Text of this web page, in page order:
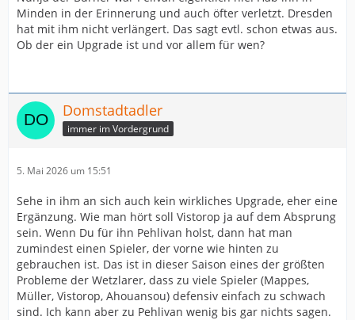
Minden in der Erinnerung und auch öfter verletzt. Dresden
hat mit ihm nicht verlängert. Das sagt evtl. schon etwas aus.
Ob der ein Upgrade ist und vor allem für wen?
Domstadtadler
immer im Vordergrund
5. Mai 2026 um 15:51
Sehe in ihm an sich auch kein wirkliches Upgrade, eher eine
Ergänzung. Wie man hört soll Vistorop ja auf dem Absprung
sein. Wenn Du für ihn Pehlivan holst, dann hat man
zumindest einen Spieler, der vorne wie hinten zu
gebrauchen ist. Das ist in dieser Saison eines der größten
Probleme der Wetzlarer, dass zu viele Spieler (Mappes,
Müller, Vistorop, Ahouansou) defensiv einfach zu schwach
sind. Ich kann aber zu Pehlivan wenig bis gar nichts sagen.